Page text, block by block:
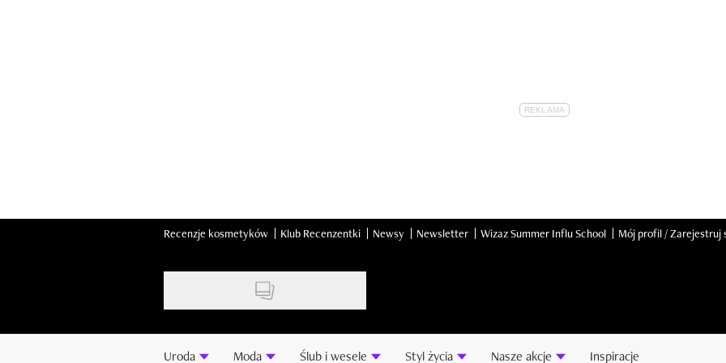
Recenzje kosmetyków Klub Recenzentki Newsy Newsletter Wizaz Summer Influ School Mój profil / Zarejestruj
Uroda Moda Ślub i wesele Styl życia Nasze akcje Inspiracje